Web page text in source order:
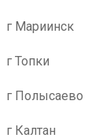
г Мариинск
г Топки
г Полысаево
г Калтан